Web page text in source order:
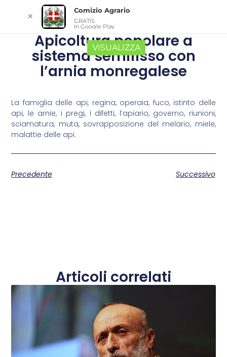
Apicoltura popolare a
sistema semifisso con
l’arnia monregalese
La famiglia delle api, regina, operaia, fuco, istinto delle
api, le arnie, i pregi, i difetti, l’apiario, governo, riunioni,
sciamatura, muta, sovrapposizione del melario, miele,
malattie delle api.
Precedente Successivo
Articoli correlati
✕
Comizio Agrario
GRATIS
In Google Play
VISUALIZZA